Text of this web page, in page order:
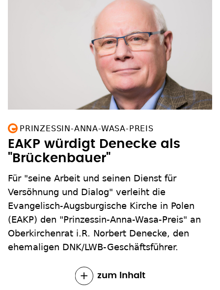
PRINZESSIN-ANNA-WASA-PREIS
EAKP würdigt Denecke als
"Brückenbauer"
Für "seine Arbeit und seinen Dienst für
Versöhnung und Dialog" verleiht die
Evangelisch-Augsburgische Kirche in Polen
(EAKP) den "Prinzessin-Anna-Wasa-Preis" an
Oberkirchenrat i.R. Norbert Denecke, den
ehemaligen DNK/LWB-Geschäftsführer.
zum Inhalt